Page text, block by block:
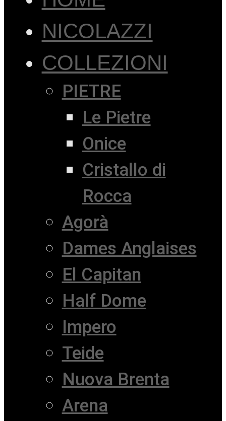
NICOLAZZI
COLLEZIONI
PIETRE
Le Pietre
Onice
Cristallo di
Rocca
Agorà
Dames Anglaises
El Capitan
Half Dome
Impero
Teide
Nuova Brenta
Arena